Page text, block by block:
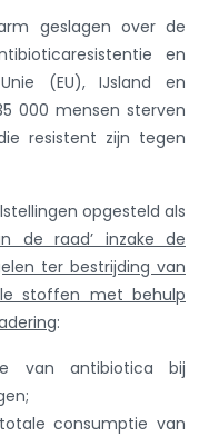
geslagen over de
en
(EU), IJsland en
000 mensen sterven
resistent zijn tegen
opgesteld als
de raad’ inzake de
ter bestrijding van
stoffen met behulp
:
van antibiotica bij
consumptie van